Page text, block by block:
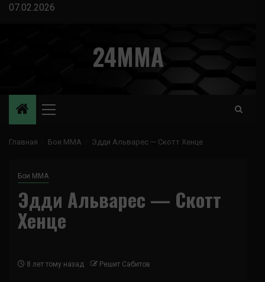
Перейти
07.02.2026
24MMA
Основное
Главная Бои ММА Эдди Альварес — Скотт Хенце
Бои ММА
Эдди Альварес — Скотт
Хенце
8 лет тому назад Решит Сабитов